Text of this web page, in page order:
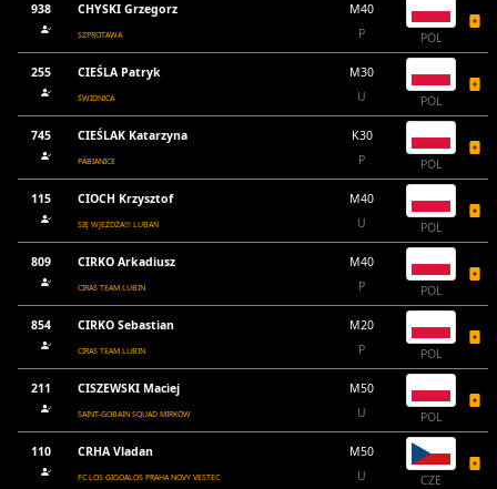
938 CHYSKI Grzegorz
SZPROTAWA
M40
P
POL
255 CIEŚLA Patryk
ŚWIDNICA
M30
U
POL
745 CIEŚLAK Katarzyna
PABIANICE
K30
P
POL
115 CIOCH Krzysztof
SIĘ WJEŻDŻA!!! LUBAŃ
M40
U
POL
809 CIRKO Arkadiusz
CIRAS TEAM LUBIN
M40
P
POL
854 CIRKO Sebastian
CIRAS TEAM LUBIN
M20
P
POL
211 CISZEWSKI Maciej
SAINT-GOBAIN SQUAD MIRKÓW
M50
U
POL
110 CRHA Vladan
FC LOS GIGOALOS PRAHA NOVY VESTEC
M50
U
CZE